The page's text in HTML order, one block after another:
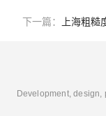
下一篇： 上海粗糙
Development,